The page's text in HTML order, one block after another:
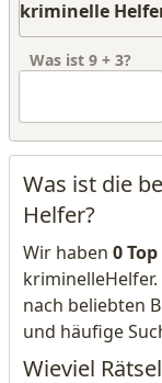
Was ist 9 + 3?
Was ist die
Helfer?
Wir haben 0
nach beliebten
und häufige
Wieviel